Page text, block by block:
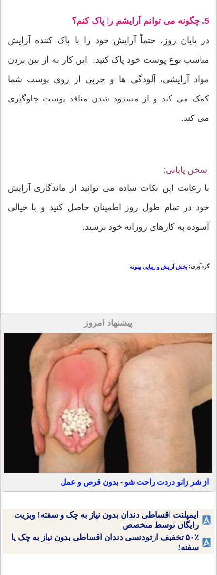
5. چگونه می توانم آرایشم را پاک کنم؟
در پایان روز، حتماً آرایش خود را با پاک کننده آرایش
مناسب نوع پوست خود پاک کنید. این کار به از بین بردن
مواد آرایشی، آلودگی ها و چربی از روی پوست شما
کمک می کند و از مسدود شدن منافذ پوست جلوگیری
می کند.
سخن پایانی:
با رعایت این نکات ساده می توانید از ماندگاری آرایش
خود در تمام طول روز اطمینان حاصل کنید و با خیالی
آسوده به کارهای روزانه خود برسید.
گردآوری: بخش آرایش و زیبایی بیتوته
پیشنهاد امروز
از شر زانو دردت راحت شو - بدون قرص و عمل
ایمپلنت اقساطی دندان بدون نیاز به چک و سفته! ویزیت
رایگان توسط متخصص
۵۰٪ تخفیف ارتودنسی دندان اقساطی بدون نیاز به چک یا
سفته!